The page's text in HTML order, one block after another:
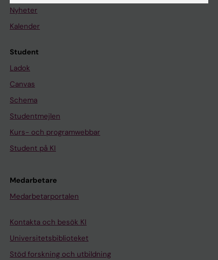
Nyheter
Kalender
Student
Ladok
Canvas
Schema
Studentmejlen
Kurs- och programwebbar
Student på KI
Medarbetare
Medarbetarportalen
Kontakta och besök KI
Universitetsbiblioteket
Stöd forskning och utbildning